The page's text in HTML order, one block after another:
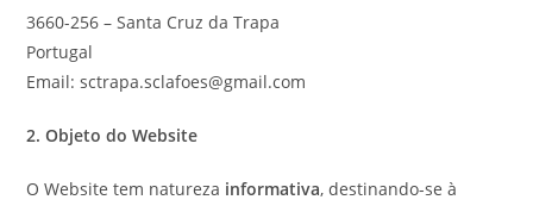
3660-256 – Santa Cruz da Trapa
Portugal
Email: sctrapa.sclafoes@gmail.com
2. Objeto do Website
O Website tem natureza informativa, destinando-se à